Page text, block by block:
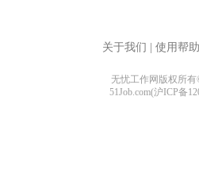
关于我们 使用帮助
无忧工作网版权所有
51Job.com(沪ICP备